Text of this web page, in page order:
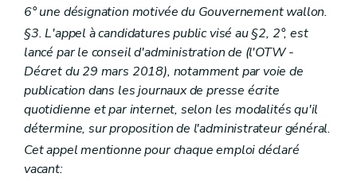
6° une désignation motivée du Gouvernement wallon.
§3. L'appel à candidatures public visé au §2, 2°, est
lancé par le conseil d'administration de (l'OTW -
Décret du 29 mars 2018), notamment par voie de
publication dans les journaux de presse écrite
quotidienne et par internet, selon les modalités qu'il
détermine, sur proposition de l'administrateur général.
Cet appel mentionne pour chaque emploi déclaré
vacant: